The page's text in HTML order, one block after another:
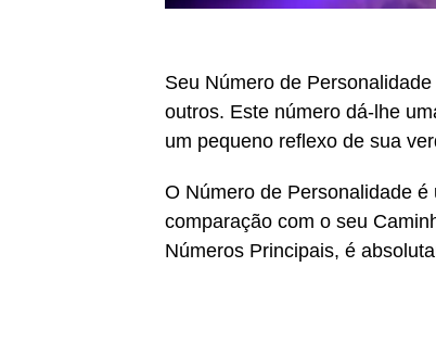
Seu Número de
outros. Este número dá-lhe
um pequeno reflexo de sua
O Número de Personalidade
comparação com o seu
Números Principais, é